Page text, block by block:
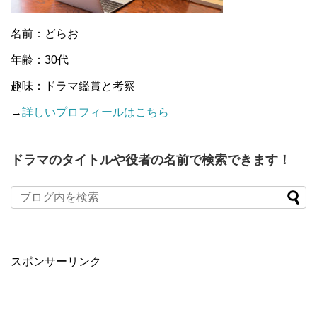
名前：どらお
年齢：30代
趣味：ドラマ鑑賞と考察
→詳しいプロフィールはこちら
ドラマのタイトルや役者の名前で検索できます！
スポンサーリンク